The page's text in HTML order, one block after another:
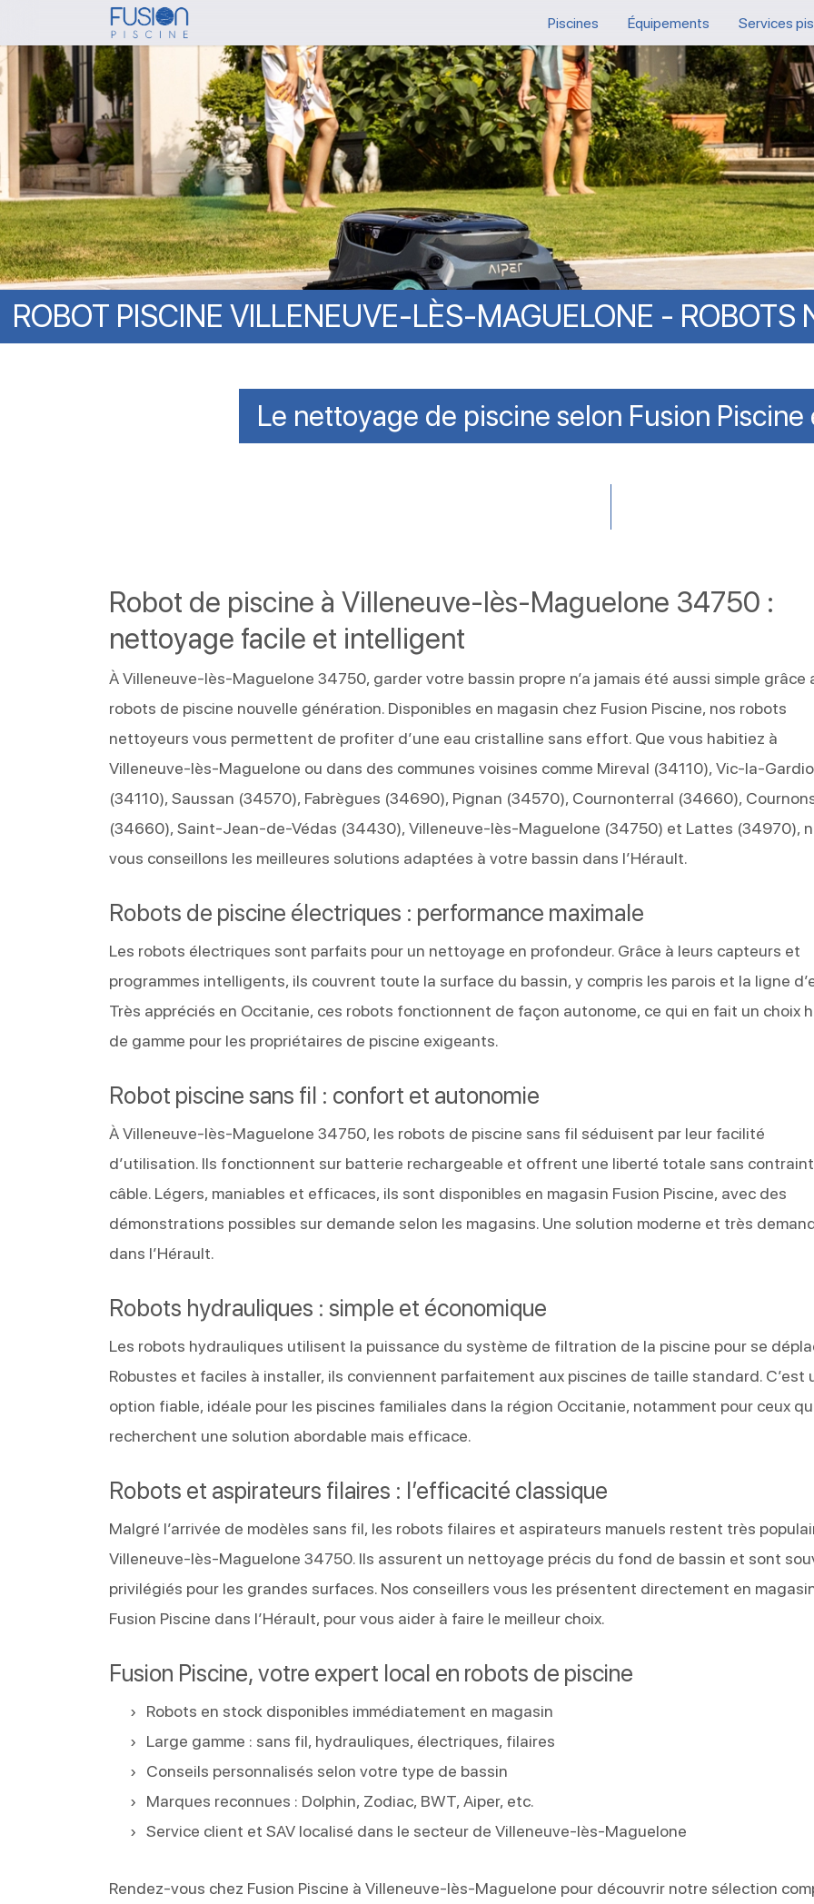
to
main
content
Piscines Équipements Services
ROBOT PISCINE VILLENEUVE-LÈS-MAGUELONE - ROBOTS
Le nettoyage de piscine selon Fusion
Robot de piscine à Villeneuve-lès-Maguelone 34750 :
nettoyage facile et intelligent
À Villeneuve-lès-Maguelone 34750, garder votre bassin propre n’a jamais été aussi simple grâce
robots de piscine nouvelle génération. Disponibles en magasin chez Fusion Piscine, nos robots
nettoyeurs vous permettent de profiter d’une eau cristalline sans effort. Que vous habitiez à
Villeneuve-lès-Maguelone ou dans des communes voisines comme Mireval (34110),
(34110), Saussan (34570), Fabrègues (34690), Pignan (34570), Cournonterral (34660),
(34660), Saint‑Jean‑de‑Védas (34430), Villeneuve‑lès‑Maguelone (34750) et Lattes (34970),
vous conseillons les meilleures solutions adaptées à votre bassin dans l’Hérault.
Robots de piscine électriques : performance maximale
Les robots électriques sont parfaits pour un nettoyage en profondeur. Grâce à leurs capteurs et
programmes intelligents, ils couvrent toute la surface du bassin, y compris les parois et la ligne
Très appréciés en Occitanie, ces robots fonctionnent de façon autonome, ce qui en fait un choix
de gamme pour les propriétaires de piscine exigeants.
Robot piscine sans fil : confort et autonomie
À Villeneuve-lès-Maguelone 34750, les robots de piscine sans fil séduisent par leur facilité
d’utilisation. Ils fonctionnent sur batterie rechargeable et offrent une liberté totale sans
câble. Légers, maniables et efficaces, ils sont disponibles en magasin Fusion Piscine, avec des
démonstrations possibles sur demande selon les magasins. Une solution moderne et très
dans l’Hérault.
Robots hydrauliques : simple et économique
Les robots hydrauliques utilisent la puissance du système de filtration de la piscine pour se
Robustes et faciles à installer, ils conviennent parfaitement aux piscines de taille standard. C’est
option fiable, idéale pour les piscines familiales dans la région Occitanie, notamment pour ceux
recherchent une solution abordable mais efficace.
Robots et aspirateurs filaires : l’efficacité classique
Malgré l’arrivée de modèles sans fil, les robots filaires et aspirateurs manuels restent très
Villeneuve-lès-Maguelone 34750. Ils assurent un nettoyage précis du fond de bassin et sont
privilégiés pour les grandes surfaces. Nos conseillers vous les présentent directement en
Fusion Piscine dans l’Hérault, pour vous aider à faire le meilleur choix.
Fusion Piscine, votre expert local en robots de piscine
Robots en stock disponibles immédiatement en magasin
Large gamme : sans fil, hydrauliques, électriques, filaires
Conseils personnalisés selon votre type de bassin
Marques reconnues : Dolphin, Zodiac, BWT, Aiper, etc.
Service client et SAV localisé dans le secteur de Villeneuve-lès-Maguelone
Rendez-vous chez Fusion Piscine à Villeneuve-lès-Maguelone pour découvrir notre sélection